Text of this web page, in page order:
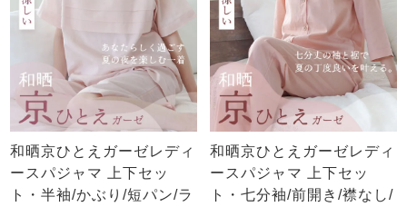
和晒京ひとえガーゼレディ
ースパジャマ 上下セッ
ト・半袖/かぶり/短パン/ラ
和晒京ひとえガーゼレディ
ースパジャマ 上下セッ
ト・七分袖/前開き/襟なし/